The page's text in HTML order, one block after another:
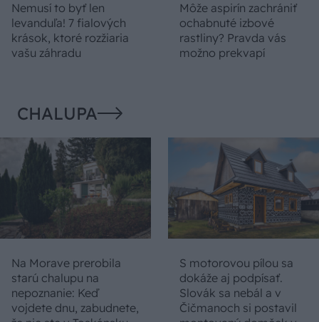
Nemusí to byť len
levanduľa! 7 fialových
krások, ktoré rozžiaria
vašu záhradu
Môže aspirín zachrániť
ochabnuté izbové
rastliny? Pravda vás
možno prekvapí
CHALUPA
Na Morave prerobila
starú chalupu na
nepoznanie: Keď
vojdete dnu, zabudnete,
S motorovou pílou sa
dokáže aj podpísať.
Slovák sa nebál a v
Čičmanoch si postavil